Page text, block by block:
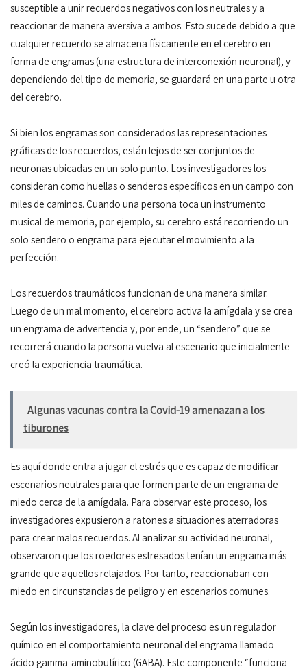
susceptible a unir recuerdos negativos con los neutrales y a
reaccionar de manera aversiva a ambos. Esto sucede debido a que
cualquier recuerdo se almacena físicamente en el cerebro en
forma de engramas (una estructura de interconexión neuronal), y
dependiendo del tipo de memoria, se guardará en una parte u otra
del cerebro.
Si bien los engramas son considerados las representaciones
gráficas de los recuerdos, están lejos de ser conjuntos de
neuronas ubicadas en un solo punto. Los investigadores los
consideran como huellas o senderos específicos en un campo con
miles de caminos. Cuando una persona toca un instrumento
musical de memoria, por ejemplo, su cerebro está recorriendo un
solo sendero o engrama para ejecutar el movimiento a la
perfección.
Los recuerdos traumáticos funcionan de una manera similar.
Luego de un mal momento, el cerebro activa la amígdala y se crea
un engrama de advertencia y, por ende, un “sendero” que se
recorrerá cuando la persona vuelva al escenario que inicialmente
creó la experiencia traumática.
Algunas vacunas contra la Covid-19 amenazan a los
tiburones
Es aquí donde entra a jugar el estrés que es capaz de modificar
escenarios neutrales para que formen parte de un engrama de
miedo cerca de la amígdala. Para observar este proceso, los
investigadores expusieron a ratones a situaciones aterradoras
para crear malos recuerdos. Al analizar su actividad neuronal,
observaron que los roedores estresados tenían un engrama más
grande que aquellos relajados. Por tanto, reaccionaban con
miedo en circunstancias de peligro y en escenarios comunes.
Según los investigadores, la clave del proceso es un regulador
químico en el comportamiento neuronal del engrama llamado
ácido gamma-aminobutírico (GABA). Este componente “funciona